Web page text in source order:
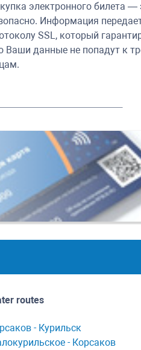
электронного билета —
Информация
SSL, который
Ваши данные не попадут к
routes
- Курильск
- Корсaков